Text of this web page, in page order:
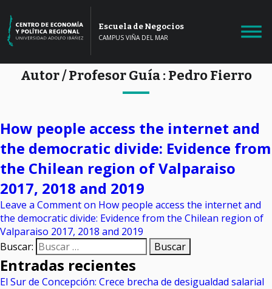
Escuela de Negocios
CAMPUS VIÑA DEL MAR
Autor / Profesor Guía :Pedro Fierro
How people access the internet and
the democratic divide: Evidence from
the Chilean region of Valparaiso
2017, 2018 and 2019
Leave a Commenton How people access the internet and
the democratic divide: Evidence from the Chilean region of
Valparaiso 2017, 2018 and 2019
Buscar:
Entradas recientes
El Sur de Concepción: Crece brecha de desigualdad salarial